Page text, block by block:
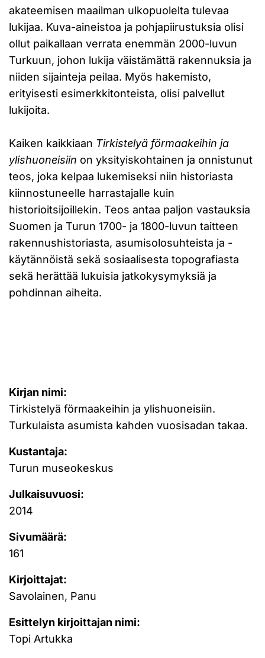
akateemisen maailman ulkopuolelta tulevaa
lukijaa. Kuva-aineistoa ja pohjapiirustuksia olisi
ollut paikallaan verrata enemmän 2000-luvun
Turkuun, johon lukija väistämättä rakennuksia ja
niiden sijainteja peilaa. Myös hakemisto,
erityisesti esimerkkitonteista, olisi palvellut
lukijoita.
Kaiken kaikkiaan Tirkistelyä förmaakeihin ja
ylishuoneisiin on yksityiskohtainen ja onnistunut
teos, joka kelpaa lukemiseksi niin historiasta
kiinnostuneelle harrastajalle kuin
historioitsijoillekin. Teos antaa paljon vastauksia
Suomen ja Turun 1700- ja 1800-luvun taitteen
rakennushistoriasta, asumisolosuhteista ja -
käytännöistä sekä sosiaalisesta topografiasta
sekä herättää lukuisia jatkokysymyksiä ja
pohdinnan aiheita.
Kirjan nimi:
Tirkistelyä förmaakeihin ja ylishuoneisiin.
Turkulaista asumista kahden vuosisadan takaa.
Kustantaja:
Turun museokeskus
Julkaisuvuosi:
2014
Sivumäärä:
161
Kirjoittajat:
Savolainen, Panu
Esittelyn kirjoittajan nimi:
Topi Artukka